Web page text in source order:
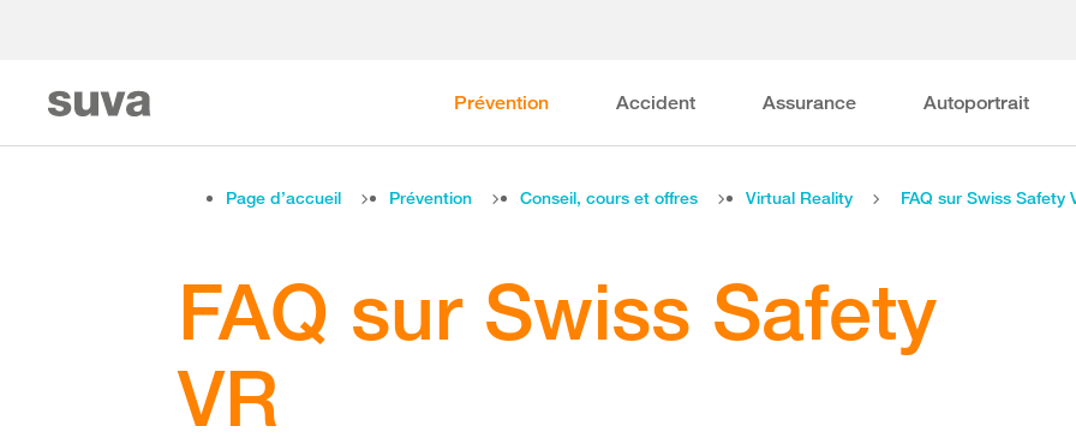
Prévention Accident Assurance Autoportrait
Page d’accueil Prévention Conseil, cours et offres Virtual Reality FAQ sur Swiss Safety
FAQ sur Swiss Safety
VR